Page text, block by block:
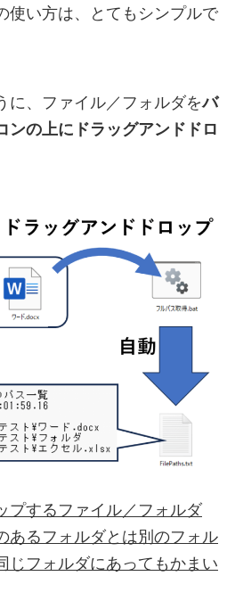
使い方は、とてもシンプルで
に、ファイル／フォルダをバ
ンの上にドラッグアンドドロ
プするファイル／フォルダ
あるフォルダとは別のフォル
じフォルダにあってもかまい